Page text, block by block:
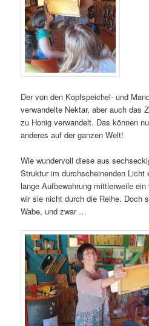
Der von den Kopfspeichel- und
verwandelte Nektar, aber auch das
zu Honig verwandelt. Das können
anderes auf der ganzen Welt!
Wie wundervoll diese aus
Struktur im durchscheinenden
lange Aufbewahrung mittlerweile
wir sie nicht durch die Reihe. Doch
Wabe, und zwar …